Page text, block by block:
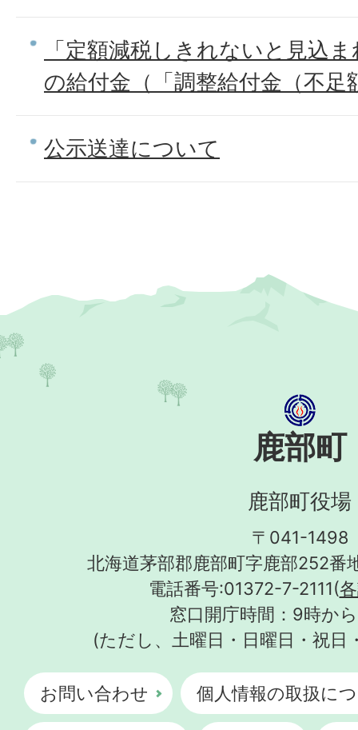
「定額減税しきれないと見込
の給付金（「調整給付金（不
公示送達について
鹿部町
鹿部町役場
〒041-1498
北海道茅部郡鹿部町字鹿部252番
電話番号:01372-7-2111(
窓口開庁時間：9時か
(ただし、土曜日・日曜日・祝日
お問い合わせ 個人情報の取扱に